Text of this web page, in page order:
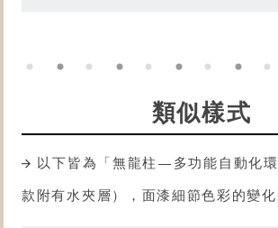
類似樣式
以下皆為「無龍柱—多功能自動化
款附有水夾層），面漆細節色彩的變化